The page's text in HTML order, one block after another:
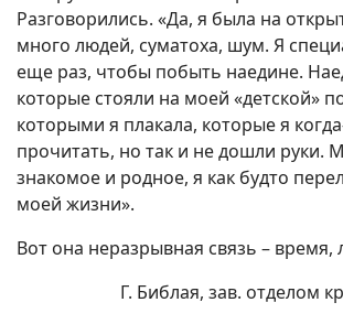
Разговорились. «Да, я была на
много людей, суматоха, шум. Я
еще раз, чтобы побыть наедине.
которые стояли на моей «детской»
которыми я плакала, которые я
прочитать, но так и не дошли руки.
знакомое и родное, я как будто
моей жизни».
Вот она неразрывная связь – время,
Г. Библая, зав. отделом